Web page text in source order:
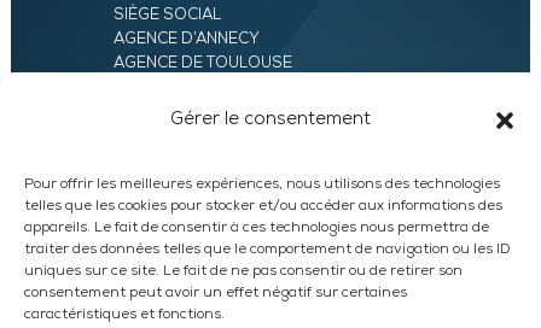
Gérer le consentement
Pour offrir les meilleures expériences, nous utilisons des technologies
telles que les cookies pour stocker et/ou accéder aux informations des
appareils. Le fait de consentir à ces technologies nous permettra de
traiter des données telles que le comportement de navigation ou les ID
uniques sur ce site. Le fait de ne pas consentir ou de retirer son
consentement peut avoir un effet négatif sur certaines
caractéristiques et fonctions.
SIÈGE SOCIAL
AGENCE D’ANNECY
AGENCE DE TOULOUSE
AGENCE D’ORLÉANS